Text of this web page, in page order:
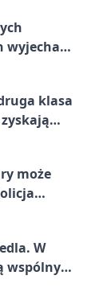
wyjechać
klasa
może
W
wspólny